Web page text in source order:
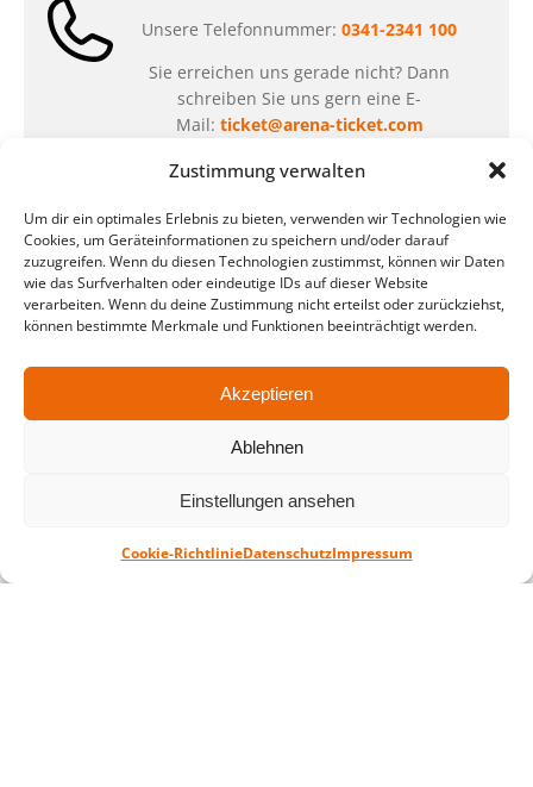
Zustimmung verwalten
Um dir ein optimales Erlebnis zu bieten, verwenden wir Technologien wie
Cookies, um Geräteinformationen zu speichern und/oder darauf
zuzugreifen. Wenn du diesen Technologien zustimmst, können wir Daten
wie das Surfverhalten oder eindeutige IDs auf dieser Website
verarbeiten. Wenn du deine Zustimmung nicht erteilst oder zurückziehst,
können bestimmte Merkmale und Funktionen beeinträchtigt werden.
Akzeptieren
Ablehnen
Einstellungen ansehen
Cookie-RichtlinieDatenschutzImpressum
Unsere Telefonnummer: 0341-2341 100
Sie erreichen uns gerade nicht? Dann
schreiben Sie uns gern eine E-
Mail: ticket@arena-ticket.com
unsere Sonderöffnungszeiten im Sommer:
in der Zeit vom 06.07. – 07.08.2026
Montag – Freitag: 10-18 Uhr Samstag:
Standort
QUARTERBACK Immobilien ARENA
Nahverkehr: Straßenbahn Linien 3, 4, 7, 8, 15